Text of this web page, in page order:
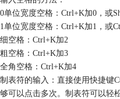
0单位宽度空格：Ctrl+K加0，或
1单位宽度空格：Ctrl+K加1，或
细空格：Ctrl+K加2
粗空格：Ctrl+K加3
全角空格：Ctrl+K加4
制表符的输入：直接使用快捷键
够可以点击多次。制表符可以轻